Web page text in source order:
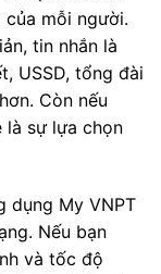
mỗi người.
tin nhắn là
USSD, tổng đài
Còn nếu
là sự lựa chọn
dụng My VNPT
Nếu bạn
và tốc độ